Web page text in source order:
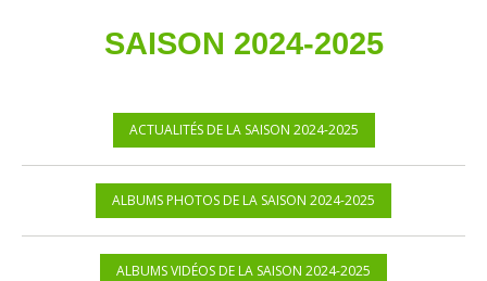
SAISON 2024-2025
ACTUALITÉS DE LA SAISON 2024-2025
ALBUMS PHOTOS DE LA SAISON 2024-2025
ALBUMS VIDÉOS DE LA SAISON 2024-2025